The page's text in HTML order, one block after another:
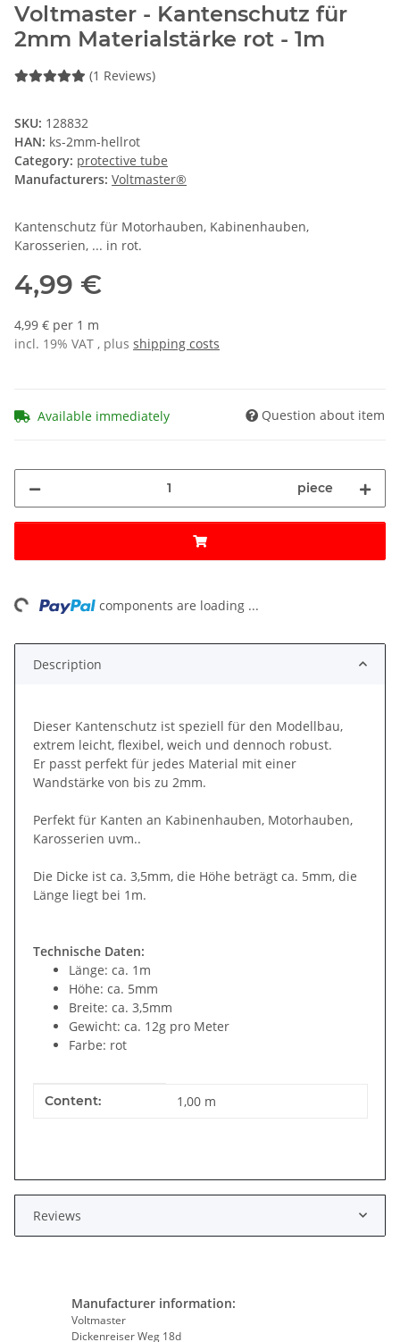
Voltmaster - Kantenschutz für
2mm Materialstärke rot - 1m
(1 Reviews)
SKU: 128832
HAN: ks-2mm-hellrot
Category: protective tube
Manufacturers: Voltmaster®
Kantenschutz für Motorhauben, Kabinenhauben,
Karosserien, ... in rot.
4,99 €
4,99 € per 1 m
incl. 19% VAT , plus shipping costs
Available immediately Question about item
piece
components are loading ...
Description
Dieser Kantenschutz ist speziell für den Modellbau,
extrem leicht, flexibel, weich und dennoch robust.
Er passt perfekt für jedes Material mit einer
Wandstärke von bis zu 2mm.
Perfekt für Kanten an Kabinenhauben, Motorhauben,
Karosserien uvm..
Die Dicke ist ca. 3,5mm, die Höhe beträgt ca. 5mm, die
Länge liegt bei 1m.
Technische Daten:
Länge: ca. 1m
Höhe: ca. 5mm
Breite: ca. 3,5mm
Gewicht: ca. 12g pro Meter
Farbe: rot
Item information
Value
Content: 1,00 m
Reviews
Manufacturer information:
Voltmaster
Dickenreiser Weg 18d